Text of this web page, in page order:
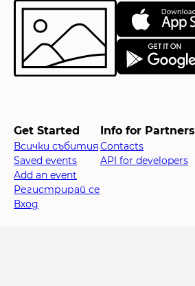
Get Started
Всички събития
Saved events
Add an event
Регистрирай се
Вход
Info for Partners
Contacts
API for developers